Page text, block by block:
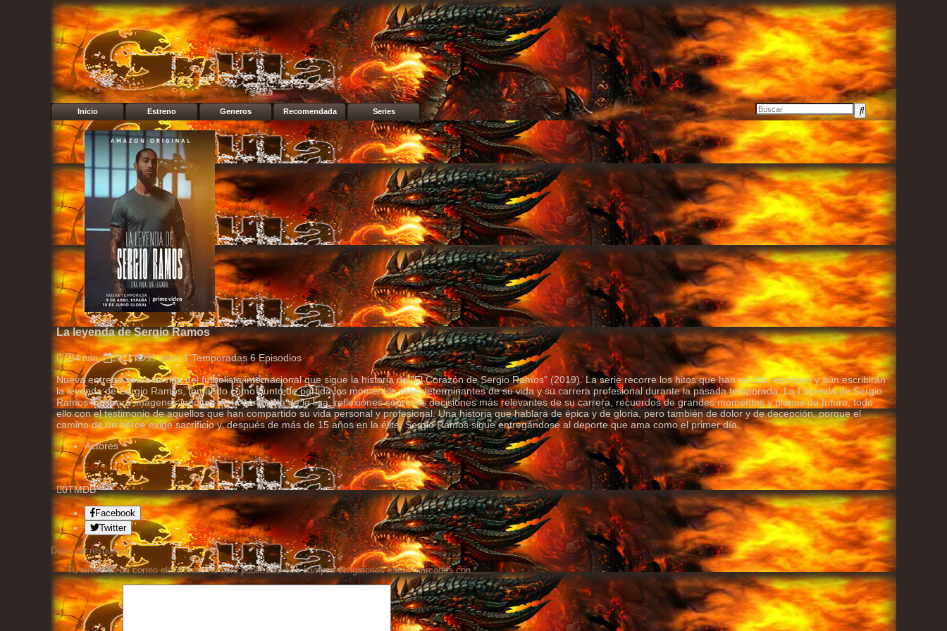
Inicio Estreno Generos Recomendada Series
La leyenda de Sergio Ramos
4 min. 2021 93vistas 1Temporadas 6Episodios
Nueva entrega sobre la vida del futbolista internacional que sigue la historia de "El Corazón de Sergio Ramos" (2019). La serie recorre los hitos que han escrito, escriben y aún escribirán
la leyenda de Sergio Ramos, tomando como punto de partida los momentos más determinantes de su vida y su carrera profesional durante la pasada temporada. La Leyenda de Sergio
Ramos mostrará imágenes inéditas de la conquista de la liga, reflexiones sobre las decisiones más relevantes de su carrera, recuerdos de grandes momentos y planes de futuro, todo
ello con el testimonio de aquellos que han compartido su vida personal y profesional. Una historia que hablará de épica y de gloria, pero también de dolor y de decepción, porque el
camino de un héroe exige sacrificio y, después de más de 15 años en la élite, Sergio Ramos sigue entregándose al deporte que ama como el primer día.
Actores
Sergio Ramos
0TMDB
Facebook
Twitter
Deja una respuesta
Tu dirección de correo electrónico no será publicada. Los campos obligatorios están marcados con*